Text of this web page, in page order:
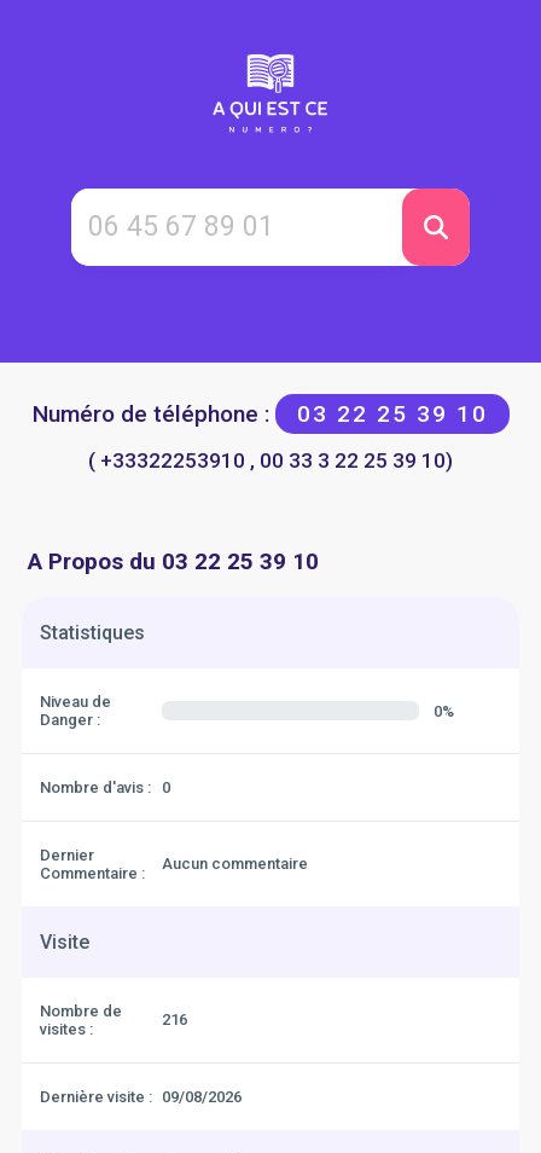
Numéro de téléphone : 03 22 25 39 10
( +33322253910 , 00 33 3 22 25 39 10)
A Propos du 03 22 25 39 10
Statistiques
Niveau de
Danger :
0%
Nombre d'avis : 0
Dernier
Commentaire :
Aucun commentaire
Visite
Nombre de
visites :
216
Dernière visite : 09/08/2026